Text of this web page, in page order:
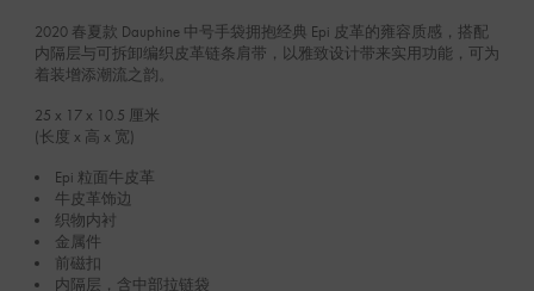
2020 春夏款 Dauphine 中号手袋拥抱经典 Epi 皮革的雍容质感，搭配
内隔层与可拆卸编织皮革链条肩带，以雅致设计带来实用功能，可为
着装增添潮流之韵。
25 x 17 x 10.5 厘米
(长度 x 高 x 宽)
Epi 粒面牛皮革
牛皮革饰边
织物内衬
金属件
前磁扣
内隔层，含中部拉链袋